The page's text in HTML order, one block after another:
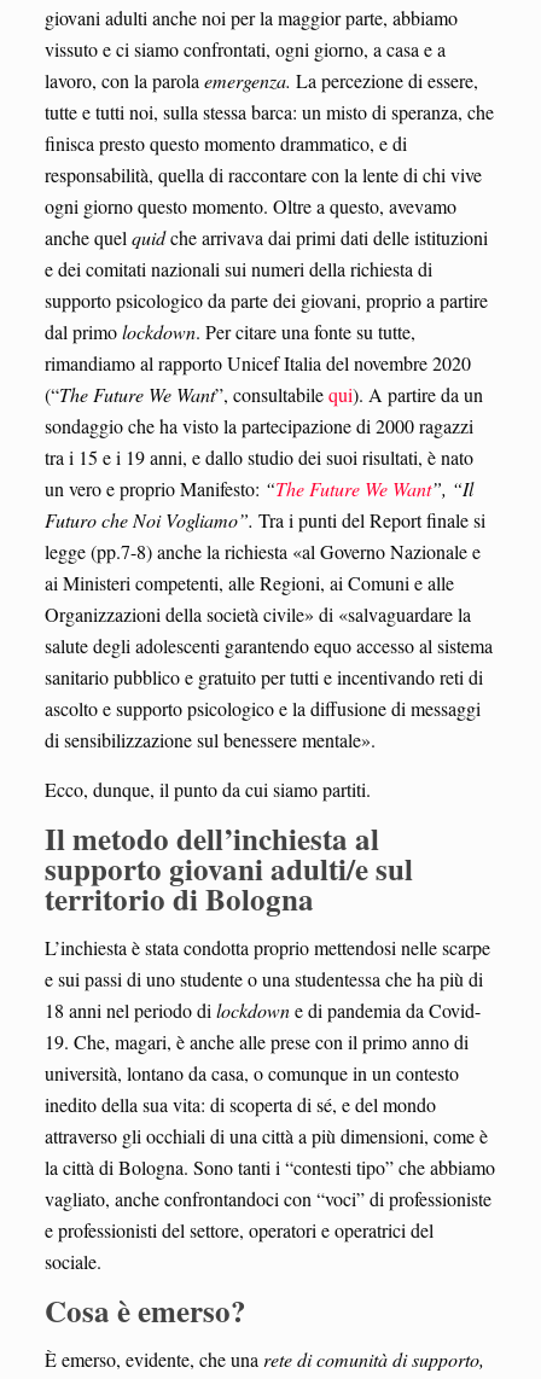
giovani adulti anche noi per la maggior parte, abbiamo
vissuto e ci siamo confrontati, ogni giorno, a casa e a
lavoro, con la parola emergenza. La percezione di essere,
tutte e tutti noi, sulla stessa barca: un misto di speranza, che
finisca presto questo momento drammatico, e di
responsabilità, quella di raccontare con la lente di chi vive
ogni giorno questo momento. Oltre a questo, avevamo
anche quel quidche arrivava dai primi dati delle istituzioni
e dei comitati nazionali sui numeri della richiesta di
supporto psicologico da parte dei giovani, proprio a partire
dal primolockdown. Per citare una fonte su tutte,
rimandiamo al rapporto Unicef Italia del novembre 2020
(“The Future We Want”, consultabilequi). A partire da un
sondaggio che ha visto la partecipazione di 2000 ragazzi
tra i 15 e i 19 anni, e dallo studio dei suoi risultati, è nato
un vero e proprio Manifesto: “The Future We Want”, “Il
Futuro che Noi Vogliamo”. Tra i punti del Report finale si
legge (pp.7-8) anche la richiesta «al Governo Nazionale e
ai Ministeri competenti, alle Regioni, ai Comuni e alle
Organizzazioni della società civile» di «salvaguardare la
salute degli adolescenti garantendo equo accesso al sistema
sanitario pubblico e gratuito per tutti e incentivando reti di
ascolto e supporto psicologico e la diffusione di messaggi
di sensibilizzazione sul benessere mentale».
Ecco, dunque, il punto da cui siamo partiti.
Il metodo dell’inchiesta al
supporto giovani adulti/e sul
territorio di Bologna
L’inchiesta è stata condotta proprio mettendosi nelle scarpe
e sui passi di uno studente o una studentessa che ha più di
18 anni nel periodo di lockdowne di pandemia da Covid-
19. Che, magari, è anche alle prese con il primo anno di
università, lontano da casa, o comunque in un contesto
inedito della sua vita: di scoperta di sé, e del mondo
attraverso gli occhiali di una città a più dimensioni, come è
la città di Bologna. Sono tanti i “contesti tipo” che abbiamo
vagliato, anche confrontandoci con “voci” di professioniste
e professionisti del settore, operatori e operatrici del
sociale.
Cosa è emerso?
È emerso, evidente, che una rete di comunità di supporto,